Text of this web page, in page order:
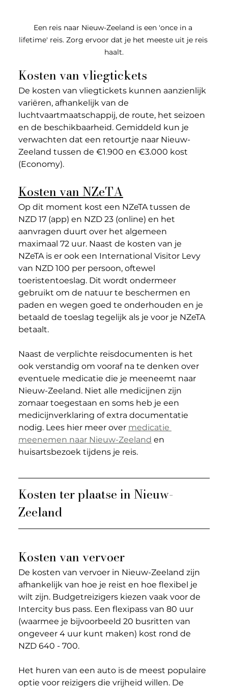
Een reis naar Nieuw-Zeeland is een 'once in a
lifetime' reis. Zorg ervoor dat je het meeste uit je reis
haalt.
Kosten van vliegtickets
De kosten van vliegtickets kunnen aanzienlijk
variëren, afhankelijk van de
luchtvaartmaatschappij, de route, het seizoen
en de beschikbaarheid. Gemiddeld kun je
verwachten dat een retourtje naar Nieuw-
Zeeland tussen de €1.900 en €3.000 kost
(Economy).
Kosten van NZeTA
Op dit moment kost een NZeTA tussen de
NZD 17 (app) en NZD 23 (online) en het
aanvragen duurt over het algemeen
maximaal 72 uur. Naast de kosten van je
NZeTA is er ook een International Visitor Levy
van NZD 100 per persoon, oftewel
toeristentoeslag. Dit wordt ondermeer
gebruikt om de natuur te beschermen en
paden en wegen goed te onderhouden en je
betaald de toeslag tegelijk als je voor je NZeTA
betaalt.
Naast de verplichte reisdocumenten is het
ook verstandig om vooraf na te denken over
eventuele medicatie die je meeneemt naar
Nieuw-Zeeland. Niet alle medicijnen zijn
zomaar toegestaan en soms heb je een
medicijnverklaring of extra documentatie
nodig. Lees hier meer over medicatie
meenemen naar Nieuw-Zeeland en
huisartsbezoek tijdens je reis.
Kosten ter plaatse in Nieuw-
Zeeland
Kosten van vervoer
De kosten van vervoer in Nieuw-Zeeland zijn
afhankelijk van hoe je reist en hoe flexibel je
wilt zijn. Budgetreizigers kiezen vaak voor de
Intercity bus pass. Een flexipass van 80 uur
(waarmee je bijvoorbeeld 20 busritten van
ongeveer 4 uur kunt maken) kost rond de
NZD 640 - 700.
Het huren van een auto is de meest populaire
optie voor reizigers die vrijheid willen. De